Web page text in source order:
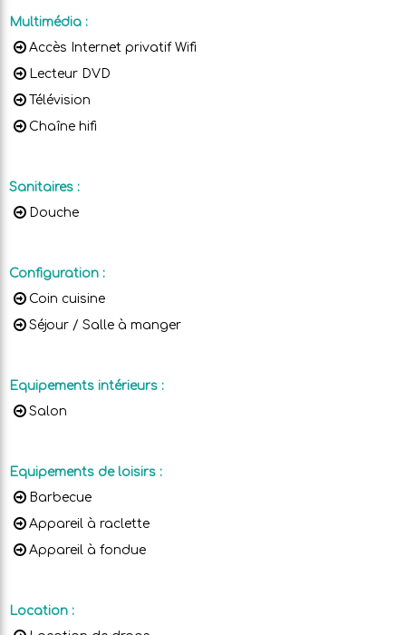
Multimédia :
Accès Internet privatif Wifi
Lecteur DVD
Télévision
Chaîne hifi
Sanitaires :
Douche
Configuration :
Coin cuisine
Séjour / Salle à manger
Equipements intérieurs :
Salon
Equipements de loisirs :
Barbecue
Appareil à raclette
Appareil à fondue
Location :